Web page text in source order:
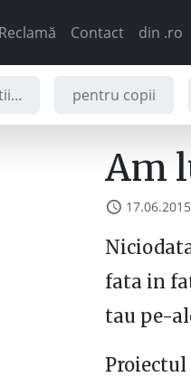
Reclamă Contact din .ro
pentru copii
Am
17.06.2015
fata in
tau pe-